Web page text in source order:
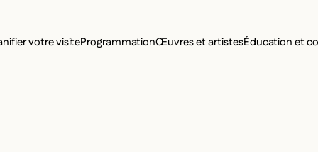
MENU
votre visiteProgrammationŒuvres et artistesÉducation et